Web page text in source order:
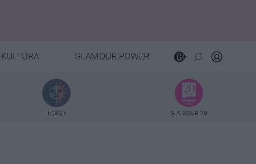
KULTÚRA GLAMOUR POWER
TAROT GLAMOUR 20